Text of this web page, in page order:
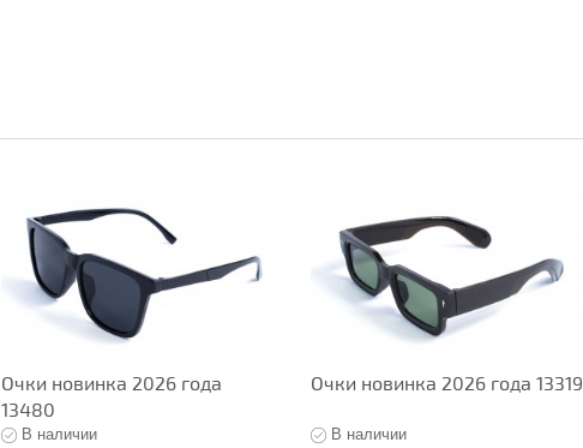
Очки новинка 2026 года
13480
В наличии
Очки новинка 2026 года 13319
В наличии